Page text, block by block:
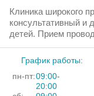
Клиника широкого
консультативный и
детей. Прием
График работы:
пн-пт:09:00-
20:00